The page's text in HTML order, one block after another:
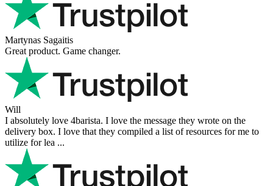
Martynas Sagaitis
Great product. Game changer.
Will
I absolutely love 4barista. I love the message they wrote on the
delivery box. I love that they compiled a list of resources for me to
utilize for lea ...